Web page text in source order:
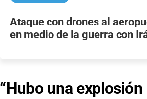
Ataque con drones al
en medio de la guerra con
“Hubo una explosión